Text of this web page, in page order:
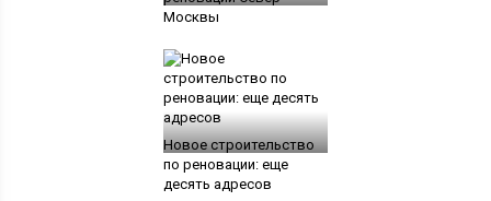
Москвы
Новое строительство
по реновации: еще
десять адресов